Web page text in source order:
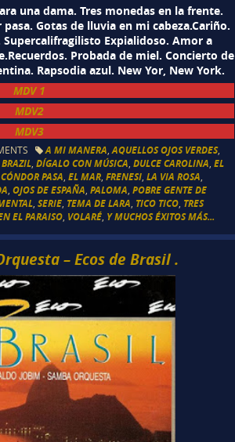
una dama. Tres monedas en la frente.
Gotas de lluvia en mi cabeza.Cariño.
Expialidoso. Amor a
Probada de miel. Concierto de
Rapsodia azul. New Yor, New York.
MDV1
MDV2
MDV3
A MI MANERA,AQUELLOS OJOS VERDES,
BRAZIL,DÍGALO CON MÚSICA,DULCE CAROLINA,EL
PASA,EL MAR,FRENESI,LA VIA ROSA,
,OJOS DE ESPAÑA,PALOMA,POBRE GENTE DE
,SERIE, TEMA DE LARA, TICO TICO, TRES
EL PARAISO, VOLARÉ, Y MUCHOS ÉXITOS MÁS...
– Ecos de Brasil .